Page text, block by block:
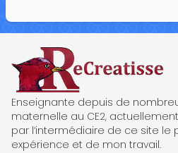
ReCreatisse
Enseignante depuis de
maternelle au CE2,
par l’intermédiaire de ce site
expérience et de mon travail.